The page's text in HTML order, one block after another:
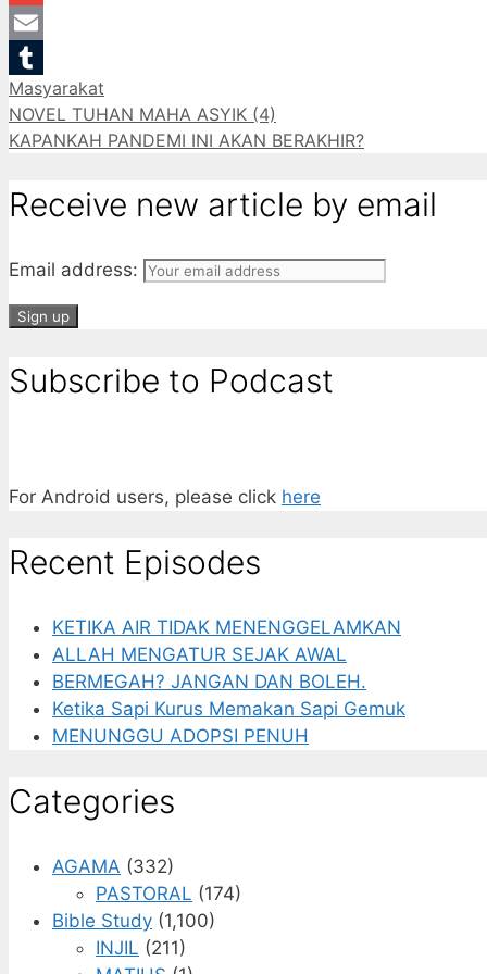
Gmail
Email
Tumblr
Categories
Masyarakat
NOVEL TUHAN MAHA ASYIK (4)
KAPANKAH PANDEMI INI AKAN BERAKHIR?
Receive new article by email
Email address:
Subscribe to Podcast
For Android users, please click here
Recent Episodes
KETIKA AIR TIDAK MENENGGELAMKAN
ALLAH MENGATUR SEJAK AWAL
BERMEGAH? JANGAN DAN BOLEH.
Ketika Sapi Kurus Memakan Sapi Gemuk
MENUNGGU ADOPSI PENUH
Categories
AGAMA (332)
PASTORAL (174)
Bible Study (1,100)
INJIL (211)